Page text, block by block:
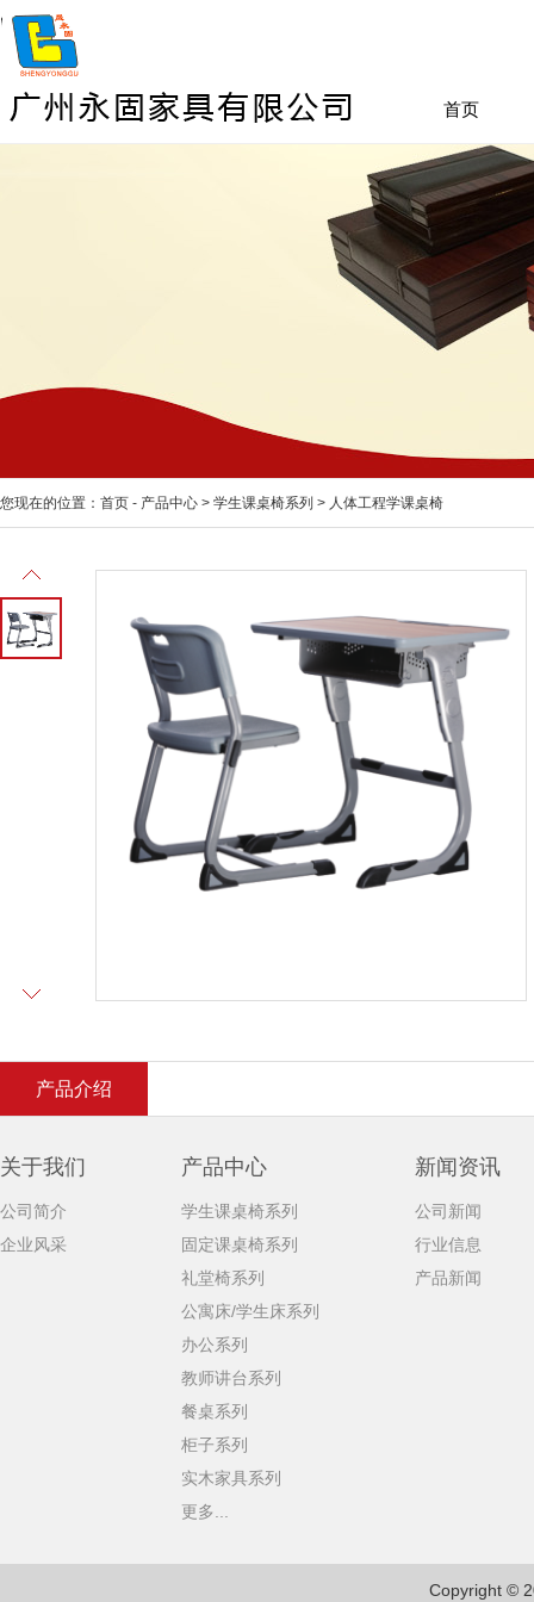
首页
您现在的位置： 首页 - 产品中心 > 学生课桌椅系列 > 人体工程学课桌椅
产品介绍
关于我们
公司简介
企业风采
产品中心
学生课桌椅系列
固定课桌椅系列
礼堂椅系列
公寓床/学生床系列
办公系列
教师讲台系列
餐桌系列
柜子系列
实木家具系列
更多...
新闻资讯
公司新闻
行业信息
产品新闻
Copyright ©